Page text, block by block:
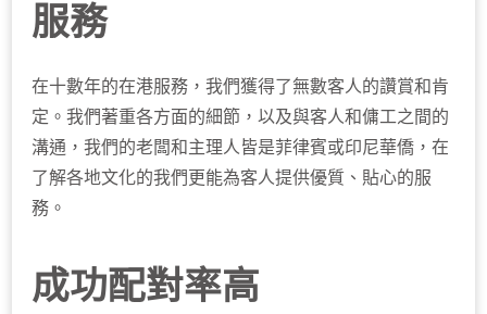
服務
在十數年的在港服務，我們獲得了無數客人的讚賞和肯
定。我們著重各方面的細節，以及與客人和傭工之間的
溝通，我們的老闆和主理人皆是菲律賓或印尼華僑，在
了解各地文化的我們更能為客人提供優質、貼心的服
務。
成功配對率高